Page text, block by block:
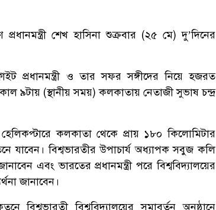
প্রধানমন্ত্রী শেখ হাসিনা শুক্রবার (২৫ মে) দু’দিনের
প্রধানমন্ত্রী ও তার সফর সঙ্গীদের নিয়ে হজরত
৯টায় (স্থানীয় সময়) কলকাতায় নেতাজী সুভাষ চন্দ্র
হেলিকপ্টারে কলকাতা থেকে প্রায় ১৮০ কিলোমিটার
যাবেন। বিশ্বভারতীর উপাচার্য অধ্যাপক সবুজ কলি
এবং ভারতের প্রধানমন্ত্রী পরে বিশ্ববিদ্যালয়ের
জানাবেন।
বিশ্বভারতী বিশ্ববিদ্যালয়ের সমাবর্তন অনুষ্ঠানে